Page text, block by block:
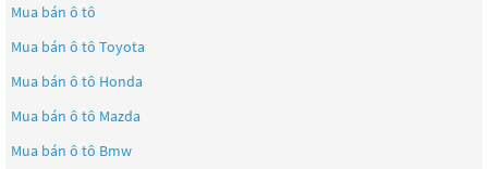
Mua bán ô tô
Mua bán ô tô Toyota
Mua bán ô tô Honda
Mua bán ô tô Mazda
Mua bán ô tô Bmw